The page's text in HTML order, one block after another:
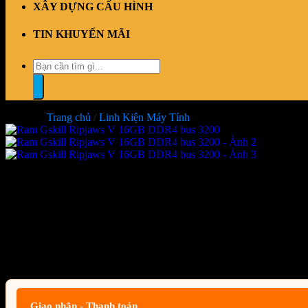
XÂY DỰNG CẤU HÌNH
TIN KHUYẾN MÃI
Tìm
kiếm:
Trang chủ / Linh Kiện Máy Tính